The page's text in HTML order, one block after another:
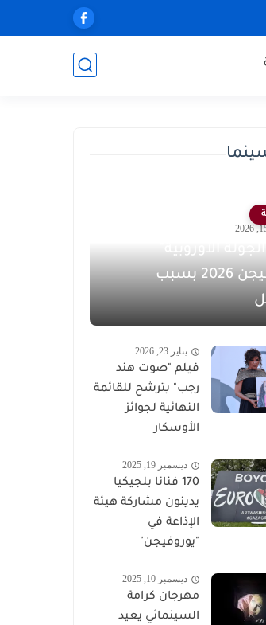
الأوروبية"
ليوروفيجن 2026 بسبب
يناير 23, 2026
فيلم "صوت هند
رجب" يترشح للقائمة
النهائية لجوائز
الأوسكار
ديسمبر 19, 2025
170 فنانا بلجيكيا
يدينون مشاركة هيئة
الإذاعة في
"يوروفيجن"
ديسمبر 10, 2025
مهرجان كرامة
السينمائي يعيد